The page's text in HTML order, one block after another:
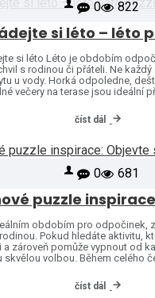
0 822
si léto – léto
si léto Léto je obdobím
s rodinou či přáteli. Ne každý
u vody. Horká odpoledne,
večery na terase jsou ideální
číst dál
0 681
obdobím pro odpočinek,
Pokud hledáte aktivitu,
a zároveň pomůže vypnout od
skvělou volbou. Během celého
číst dál